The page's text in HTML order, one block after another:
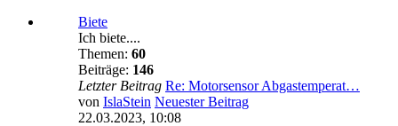
Biete
Ich biete....
Themen: 60
Beiträge: 146
Letzter Beitrag Re: Motorsensor Abgastemperat…
von IslaStein Neuester Beitrag
22.03.2023, 10:08